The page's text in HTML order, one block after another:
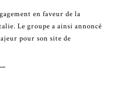
en faveur de la
Le groupe a ainsi annoncé
pour son site de